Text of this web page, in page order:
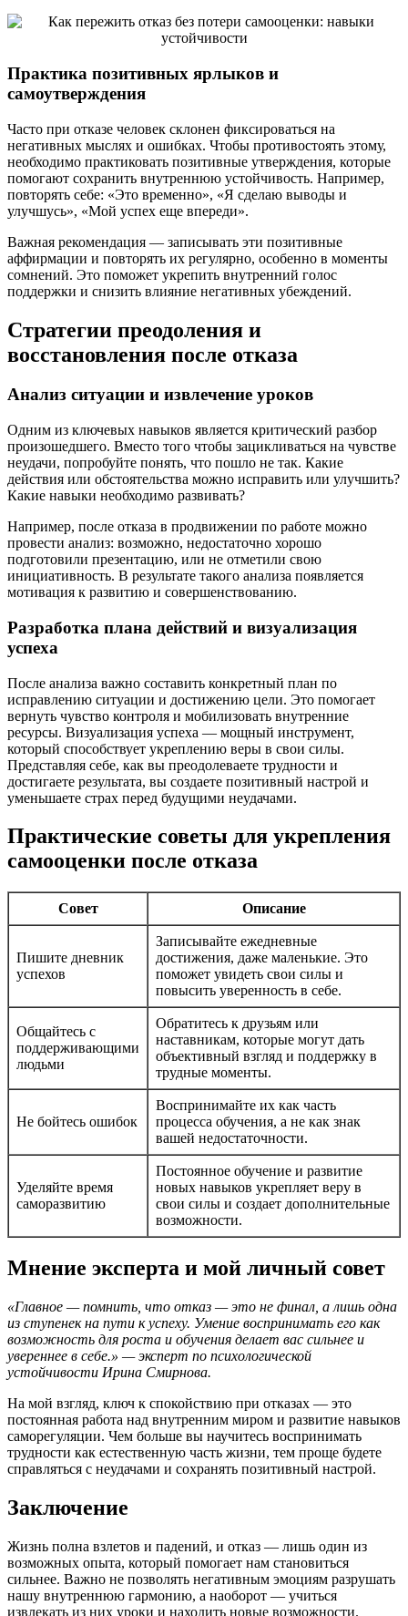
Практика позитивных ярлыков и
самоутверждения
Часто при отказе человек склонен фиксироваться на
негативных мыслях и ошибках. Чтобы противостоять этому,
необходимо практиковать позитивные утверждения, которые
помогают сохранить внутреннюю устойчивость. Например,
повторять себе: «Это временно», «Я сделаю выводы и
улучшусь», «Мой успех еще впереди».
Важная рекомендация — записывать эти позитивные
аффирмации и повторять их регулярно, особенно в моменты
сомнений. Это поможет укрепить внутренний голос
поддержки и снизить влияние негативных убеждений.
Стратегии преодоления и
восстановления после отказа
Анализ ситуации и извлечение уроков
Одним из ключевых навыков является критический разбор
произошедшего. Вместо того чтобы зацикливаться на чувстве
неудачи, попробуйте понять, что пошло не так. Какие
действия или обстоятельства можно исправить или улучшить?
Какие навыки необходимо развивать?
Например, после отказа в продвижении по работе можно
провести анализ: возможно, недостаточно хорошо
подготовили презентацию, или не отметили свою
инициативность. В результате такого анализа появляется
мотивация к развитию и совершенствованию.
Разработка плана действий и визуализация
успеха
После анализа важно составить конкретный план по
исправлению ситуации и достижению цели. Это помогает
вернуть чувство контроля и мобилизовать внутренние
ресурсы. Визуализация успеха — мощный инструмент,
который способствует укреплению веры в свои силы.
Представляя себе, как вы преодолеваете трудности и
достигаете результата, вы создаете позитивный настрой и
уменьшаете страх перед будущими неудачами.
Практические советы для укрепления
самооценки после отказа
Совет Описание
Пишите дневник
успехов
Записывайте ежедневные
достижения, даже маленькие. Это
поможет увидеть свои силы и
повысить уверенность в себе.
Общайтесь с
поддерживающими
людьми
Обратитесь к друзьям или
наставникам, которые могут дать
объективный взгляд и поддержку в
трудные моменты.
Не бойтесь ошибок
Воспринимайте их как часть
процесса обучения, а не как знак
вашей недостаточности.
Уделяйте время
саморазвитию
Постоянное обучение и развитие
новых навыков укрепляет веру в
свои силы и создает дополнительные
возможности.
Мнение эксперта и мой личный совет
«Главное — помнить, что отказ — это не финал, а лишь одна
из ступенек на пути к успеху. Умение воспринимать его как
возможность для роста и обучения делает вас сильнее и
увереннее в себе.» — эксперт по психологической
устойчивости Ирина Смирнова.
На мой взгляд, ключ к спокойствию при отказах — это
постоянная работа над внутренним миром и развитие навыков
саморегуляции. Чем больше вы научитесь воспринимать
трудности как естественную часть жизни, тем проще будете
справляться с неудачами и сохранять позитивный настрой.
Заключение
Жизнь полна взлетов и падений, и отказ — лишь один из
возможных опыта, который помогает нам становиться
сильнее. Важно не позволять негативным эмоциям разрушать
нашу внутреннюю гармонию, а наоборот — учиться
извлекать из них уроки и находить новые возможности.